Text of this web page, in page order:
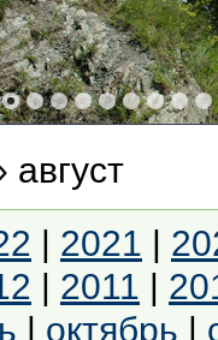
август
| 2021 |
| 2011 |
| октябрь |